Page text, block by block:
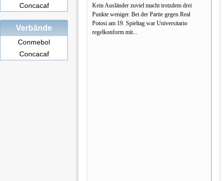
Kein Ausländer zuviel macht trotzdem drei
Punkte weniger. Bei der Partie gegen Real
Potosi am 19. Spieltag war Universitario
regelkonform mit...
Concacaf
Verbände
Conmebol
Concacaf